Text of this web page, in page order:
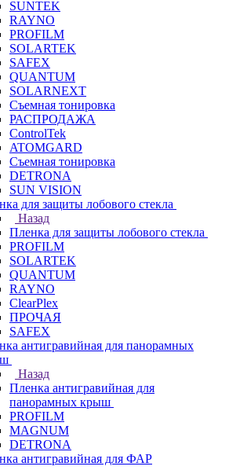
SUNTEK
RAYNO
PROFILM
SOLARTEK
SAFEX
QUANTUM
SOLARNEXT
Съемная тонировка
РАСПРОДАЖА
ControlTek
ATOMGARD
Съемная тонировка
DETRONA
SUN VISION
для защиты лобового стекла
Назад
Пленка для защиты лобового стекла
PROFILM
SOLARTEK
QUANTUM
RAYNO
ClearPlex
ПРОЧАЯ
SAFEX
антигравийная для панорамных
Назад
Пленка антигравийная для
панорамных крыш
PROFILM
MAGNUM
DETRONA
антигравийная для ФАР